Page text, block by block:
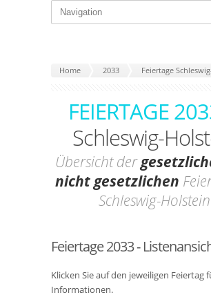
Home 2033 Feiertage
FEIERTAGE
Schleswig-
Übersicht der
nicht gesetzlichen
Schleswig-Holstein
Feiertage 2033 -
Klicken Sie auf den jeweiligen Feiertag
Informationen.